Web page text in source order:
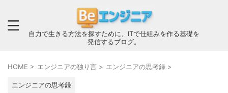
自力で生きる方法を探すために、ITで仕組みを作る基礎を
発信するブログ。
HOME > エンジニアの独り言 > エンジニアの思考録 >
エンジニアの思考録